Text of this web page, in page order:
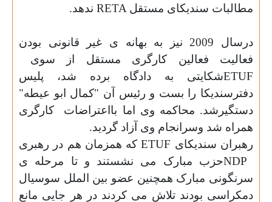
مطالبات سندیکای مستقل RETA ندهد.
درسال 2009 نیز به بهانه ی غیر قانونی بودن
فعالیت فعالین کارگری مستقل از سوی
ETUFشکایتی به دادگاه برده شد، پلیس
دفترسندیکا را بست و رئیس آن "کمال ابو عیطه"
دستگیرشد. محاکمه وی اما بااعتراضات
کارگری
همراه شد وسرانجام وی آزاد گردید.
رهبران سندیکای ETUF که همزمان هم در رهبری
NDPحزب مبارک می نشستند و تا مرحله ی
سرنگونی مبارک همچنین عضو بین الملل سوسیال
دمکراسی بودند تلاش می کردند در هر جایی مانع